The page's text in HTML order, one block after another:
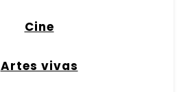
Cine
Artes vivas